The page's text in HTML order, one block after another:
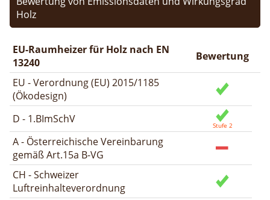
Holz
EU-Raumheizer für Holz nach EN
13240
Bewertung
EU - Verordnung (EU) 2015/1185
(Ökodesign)
D - 1.BImSchV
A - Österreichische Vereinbarung
gemäß Art.15a B-VG
CH - Schweizer
Luftreinhalteverordnung